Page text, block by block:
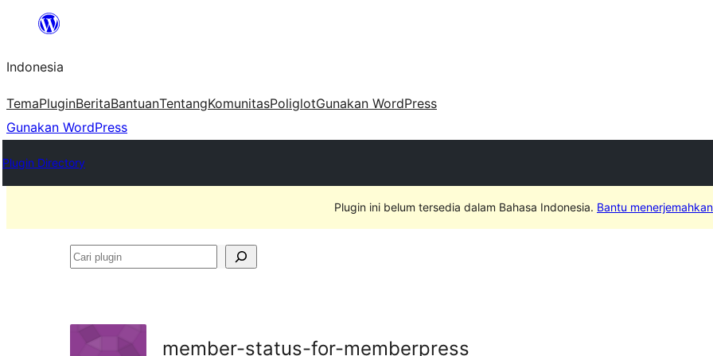
Lewati
konten
Indonesia
TemaPluginBeritaBantuanTentangKomunitasPoliglotGunakan WordPress
Gunakan WordPress
Plugin Directory
Plugin ini belum tersedia dalam Bahasa Indonesia. Bantu
Cari
member-status-for-memberpress